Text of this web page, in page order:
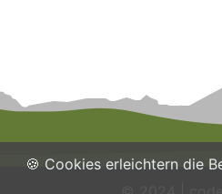
🍪 Cookies erleichtern die